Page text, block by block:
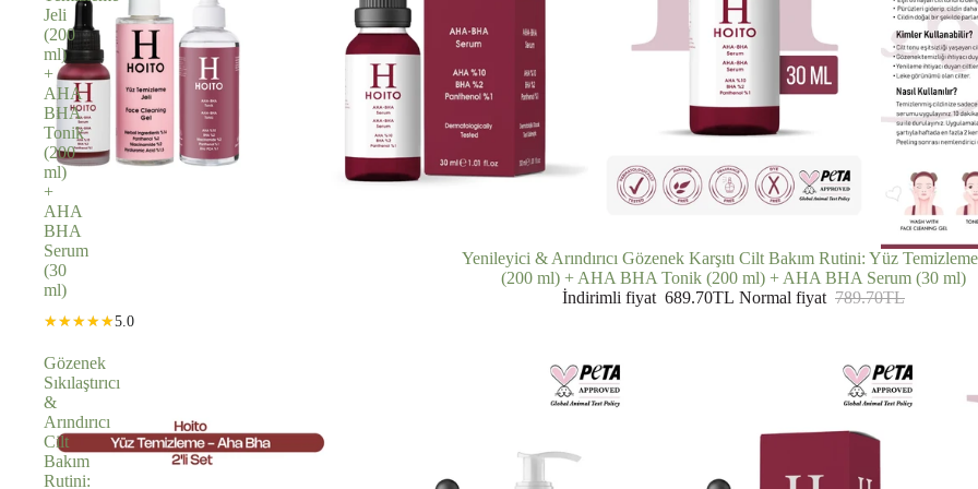
Jeli
(200
ml)
+
AHA
BHA
Tonik
(200
ml)
+
AHA
BHA
Serum
(30
ml)
İNDIRIMDE
Yenileyici & Arındırıcı Gözenek Karşıtı Cilt Bakım Rutini: Yüz
(200 ml) + AHA BHA Tonik (200 ml) + AHA BHA Serum (30 ml)
İndirimli fiyat 689.70TL Normal fiyat 789.70TL
5.0
Gözenek
Sıkılaştırıcı
&
Arındırıcı
Cilt
Bakım
Rutini: